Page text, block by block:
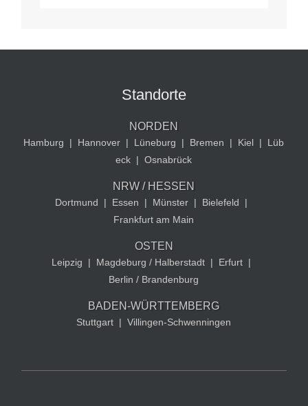
Standorte
NORDEN
Hamburg | Hannover | Lüneburg | Bremen | Kiel |
Lüb
eck | Osnabrück
NRW / HESSEN
Dortmund | Essen | Münster | Bielefeld
|
Frankfurt am Main
OSTEN
Leipzig | Magdeburg / Halberstadt | Erfurt |
Berlin / Brandenburg
BADEN-WÜRTTEMBERG
Stuttgart | Villingen-Schwenningen